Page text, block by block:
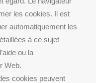
les cookies. Il est
automatiquement les
à ce sujet
ou la
Web.
cookies peuvent